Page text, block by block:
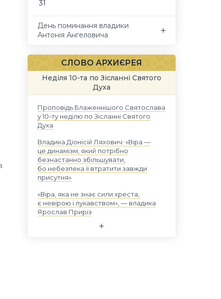
31
День поминання владики
Антонія Ангеловича
СЛОВО АРХИЄРЕЯ
Неділя 10-та по Зісланні Святого
Духа
Проповідь Блаженнішого Святослава
у 10-ту неділю по Зісланні Святого
Духа
Владика Діонісій Ляхович: «Віра —
це динамізм, який потрібно
безнастанно збільшувати,
бо небезпека її втратити завжди
присутня»
«Віра, яка не знає сили хреста,
є невірою і лукавством», — владика
Ярослав Приріз